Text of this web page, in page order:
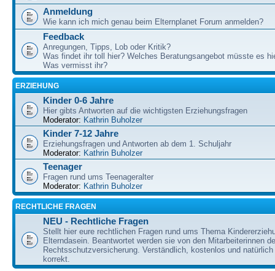
Anmeldung
Wie kann ich mich genau beim Elternplanet Forum anmelden?
Feedback
Anregungen, Tipps, Lob oder Kritik?
Was findet ihr toll hier? Welches Beratungsangebot müsste es
Was vermisst ihr?
ERZIEHUNG
Kinder 0-6 Jahre
Hier gibts Antworten auf die wichtigsten Erziehungsfragen
Moderator: Kathrin Buholzer
Kinder 7-12 Jahre
Erziehungsfragen und Antworten ab dem 1. Schuljahr
Moderator: Kathrin Buholzer
Teenager
Fragen rund ums Teenageralter
Moderator: Kathrin Buholzer
RECHTLICHE FRAGEN
NEU - Rechtliche Fragen
Stellt hier eure rechtlichen Fragen rund ums Thema
Elterndasein. Beantwortet werden sie von den Mitarbeiterinnen
Rechtsschutzversicherung. Verständlich, kostenlos und
korrekt.